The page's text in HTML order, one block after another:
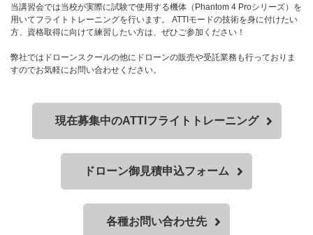
当講習会では当校が実際に試験で使用する機体（Phantom 4 Proシリーズ）を
用いてフライトトレーニングを行います。 ATTIモードの技術を身に付けたい
方、資格取得に向けて練習したい方は、ぜひご参加ください！
弊社ではドローンスクールの他にドローンの販売や受託業務も行っておりま
すのでお気軽にお問い合わせください。
現在募集中のATTIフライトトレーニング
ドローン御見積申込フォーム
各種お問い合わせ先